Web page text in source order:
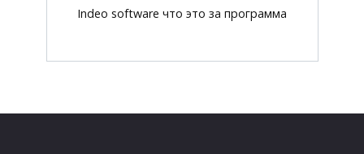
Indeo software что это за программа